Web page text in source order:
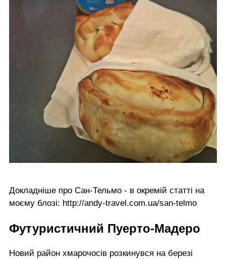
Докладніше про Сан-Тельмо - в окремій статті на
моєму блозі: http://andy-travel.com.ua/san-telmo
Футуристичний Пуерто-Мадеро
Новий район хмарочосів розкинувся на березі